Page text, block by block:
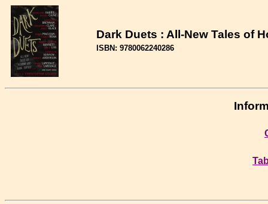
Dark Duets : All-New Tales of
ISBN: 9780062240286